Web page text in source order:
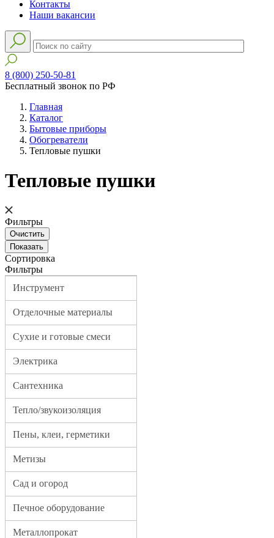
Контакты
Наши вакансии
8 (800) 250-50-81
Бесплатный звонок по РФ
Главная
Каталог
Бытовые приборы
Обогреватели
Тепловые пушки
Тепловые пушки
Фильтры
Сортировка
Фильтры
Инструмент
Отделочные материалы
Сухие и готовые смеси
Электрика
Сантехника
Тепло/звукоизоляция
Пены, клеи, герметики
Метизы
Сад и огород
Печное оборудование
Металлопрокат